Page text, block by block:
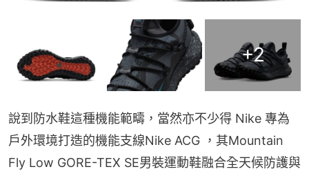
+2
說到防水鞋這種機能範疇，當然亦不少得 Nike 專為
戶外環境打造的機能支線Nike ACG ，其Mountain
Fly Low GORE-TEX SE男裝運動鞋融合全天候防護與